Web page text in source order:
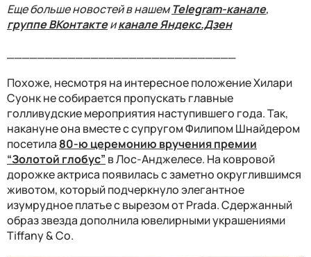
Еще больше новостей в нашемTelegram-канале,
группе ВКонтактеиканале Яндекс.Дзен
Похоже, несмотря на интересное положение Хилари
Суонк не собирается пропускать главные
голливудские мероприятия наступившего года. Так,
накануне она вместе с супругом Филипом Шнайдером
посетила 80-ю церемонию вручения премии
“Золотой глобус” в Лос-Анджелесе. На ковровой
дорожке актриса появилась с заметно округлившимся
животом, который подчеркнуло элегантное
изумрудное платье с вырезом от Prada. Сдержанный
образ звезда дополнила ювелирными украшениями
Tiffany & Co.